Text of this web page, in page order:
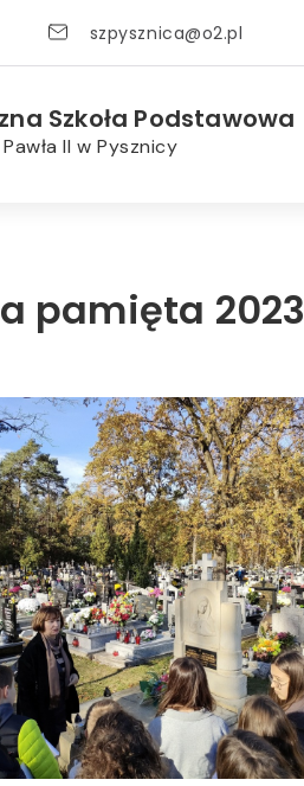
szpysznica@o2.pl
Szkoła Podstawowa
II w Pysznicy
pamięta 2023